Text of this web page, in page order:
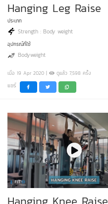
Hanging Leg Raise
ประเภท
Strength : Body weight
อุปกรณ์ที่ใช้
Bodyweight
เมื่อ 19 Apr 2020 | ดูแล้ว 7,598 ครั้ง
แชร์